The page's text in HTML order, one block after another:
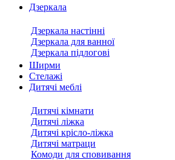
Дзеркала
Дзеркала настінні
Дзеркала для ванної
Дзеркала підлогові
Ширми
Стелажі
Дитячі меблі
Дитячі кімнати
Дитячі ліжка
Дитячі крісло-ліжка
Дитячі матраци
Комоди для сповивання